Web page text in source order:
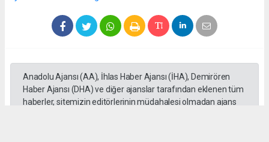
Anadolu Ajansı (AA), İhlas Haber Ajansı (İHA), Demirören
Haber Ajansı (DHA) ve diğer ajanslar tarafından eklenen tüm
haberler, sitemizin editörlerinin müdahalesi olmadan ajans